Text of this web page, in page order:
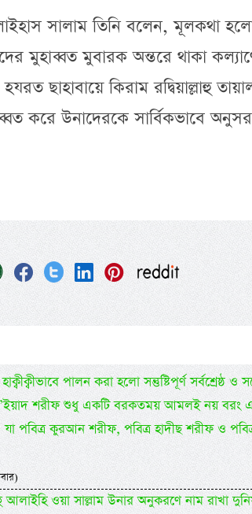
সালাম তিনি বলেন, মূলকথা
মুহাব্বত মুবারক অন্তরে থাকা
ছাহাবায়ে কিরাম রদ্বিয়াল্লাহু
করে উনাদেরকে সার্বিকভাবে
পালন করা হলো সন্তুষ্টিপূর্ণ সর্বশ্রেষ্ঠ ও
আ’ইয়াদ শরীফ শুধু একটি বরকতময় আমলই নয় বরং
যা পবিত্র কুরআন শরীফ, পবিত্র হাদীছ শরীফ ও
আলাইহি ওয়া সাল্লাম উনার অনুকরণে নাম রাখা